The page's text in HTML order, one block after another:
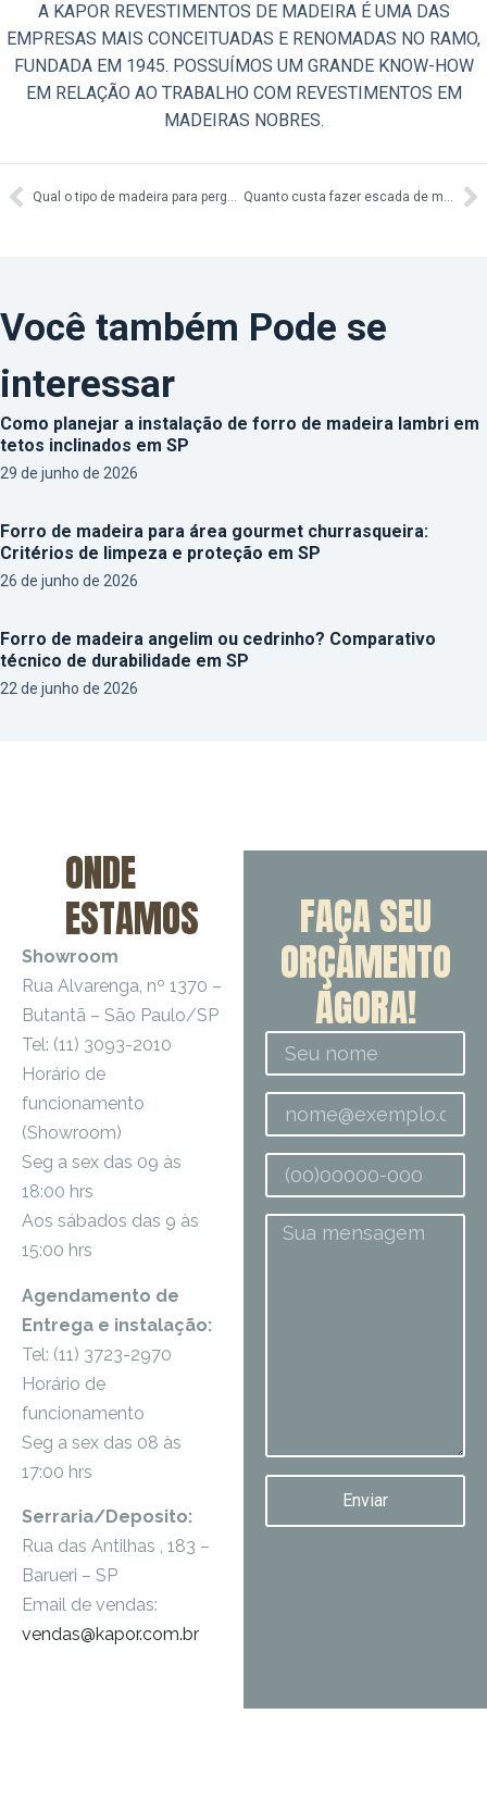
A KAPOR REVESTIMENTOS DE MADEIRA É UMA DAS
EMPRESAS MAIS CONCEITUADAS E RENOMADAS NO RAMO,
FUNDADA EM 1945. POSSUÍMOS UM GRANDE KNOW-HOW
EM RELAÇÃO AO TRABALHO COM REVESTIMENTOS EM
MADEIRAS NOBRES.
Qual o tipo de madeira para pergolado? Quanto custa fazer escada de madeira?
Você também Pode se
interessar
Como planejar a instalação de forro de madeira lambri em
tetos inclinados em SP
29 de junho de 2026
Forro de madeira para área gourmet churrasqueira:
Critérios de limpeza e proteção em SP
26 de junho de 2026
Forro de madeira angelim ou cedrinho? Comparativo
técnico de durabilidade em SP
22 de junho de 2026
ONDE
ESTAMOS
Showroom
Rua Alvarenga, nº 1370 –
Butantã – São Paulo/SP
Tel: (11) 3093-2010
Horário de
funcionamento
(Showroom)
Seg a sex das 09 às
18:00 hrs
Aos sábados das 9 às
15:00 hrs
Agendamento de
Entrega e instalação:
Tel: (11) 3723-2970
Horário de
funcionamento
Seg a sex das 08 às
17:00 hrs
Serraria/Deposito:
Rua das Antilhas , 183 –
Barueri – SP
Email de vendas:
vendas@kapor.com.br
FAÇA SEU
ORÇAMENTO
AGORA!
Enviar